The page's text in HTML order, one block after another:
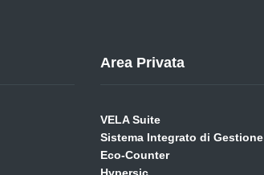
Area Privata
VELA Suite
Sistema Integrato di Gestione
Eco-Counter